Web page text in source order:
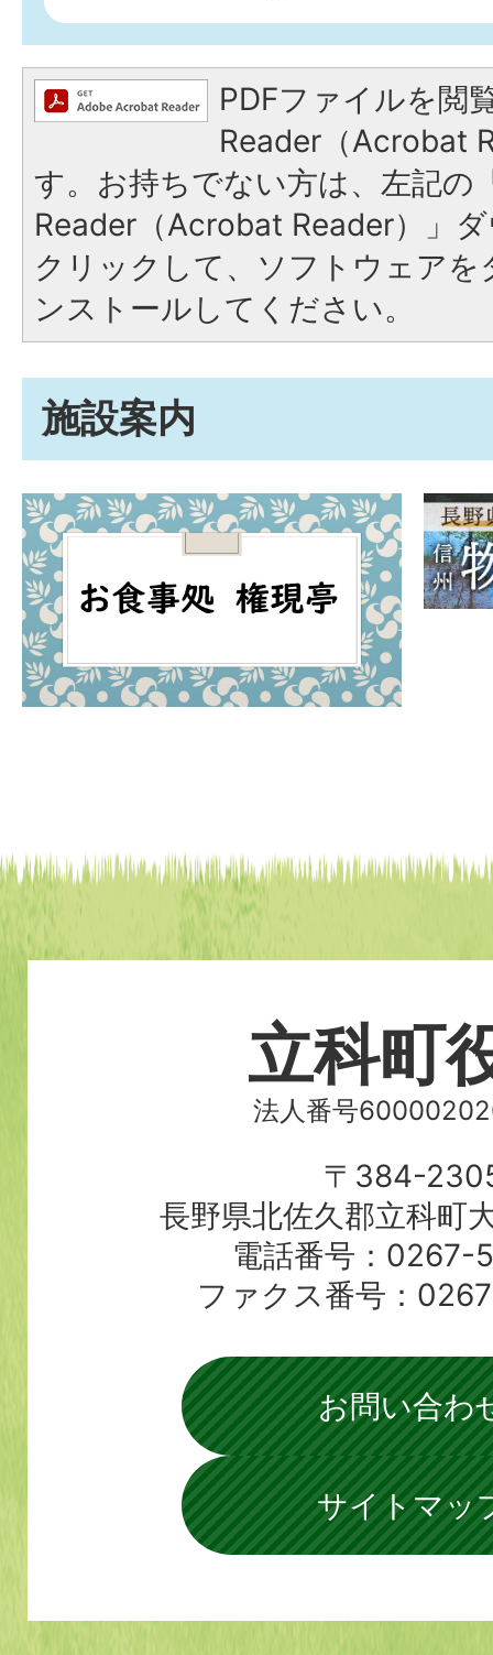
PDFファイルを閲
Reader（Acrobat
す。お持ちでない方は、左記の
Reader（Acrobat Reader）」
クリックして、ソフトウェア
ンストールしてください。
施設案内
立科町
法人番号
〒384-
長野県北佐久郡立科町
電話番号：0267-
ファクス番号：
お問い合わ
サイトマッ